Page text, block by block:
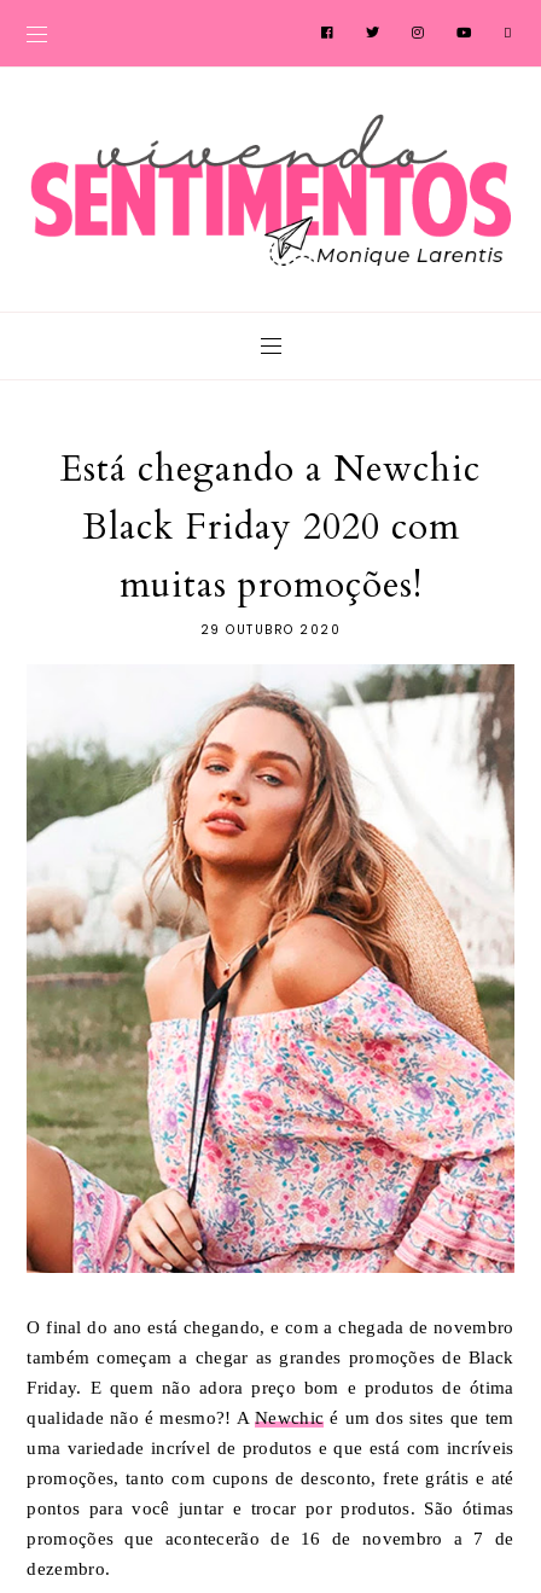
Está chegando a Newchic
Black Friday 2020 com
muitas promoções!
29 OUTUBRO 2020
O final do ano está chegando, e com a chegada de novembro
também começam a chegar as grandes promoções de Black
Friday. E quem não adora preço bom e produtos de ótima
qualidade não é mesmo?! ANewchic é um dos sites que tem
uma variedade incrível de produtos e que está com incríveis
promoções, tanto com cupons de desconto, frete grátis e até
pontos para você juntar e trocar por produtos. São ótimas
promoções que acontecerão de 16 de novembro a 7 de
dezembro.